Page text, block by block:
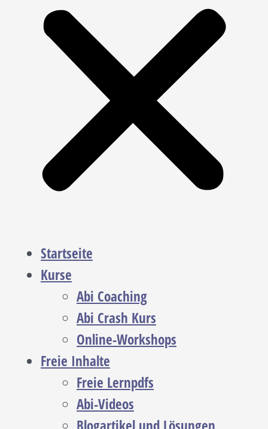
Startseite
Kurse
Abi Coaching
Abi Crash Kurs
Online-Workshops
Freie Inhalte
Freie Lernpdfs
Abi-Videos